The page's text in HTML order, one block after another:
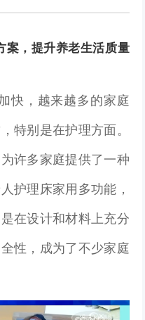
案，提升养老生活质量
快，越来越多的家庭
特别是在护理方面。
许多家庭提供了一种
护理床家用多功能，
在设计和材料上充分
性，成为了不少家庭